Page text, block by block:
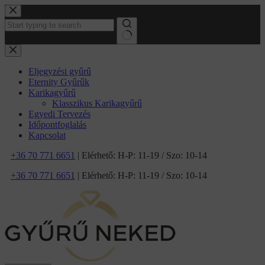
Ugrás
a
tartalomhoz
No
results
Eljegyzési gyűrű
Eternity Gyűrűk
Karikagyűrű
Klasszikus Karikagyűrű
Egyedi Tervezés
Időpontfoglalás
Kapcsolat
+36 70 771 6651 | Elérhető: H-P: 11-19 / Szo: 10-14
+36 70 771 6651 | Elérhető: H-P: 11-19 / Szo: 10-14